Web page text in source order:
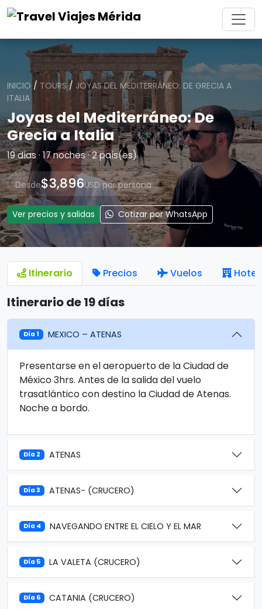
INICIO / TOURS/ JOYAS DEL MEDITERRÁNEO: DE GRECIA A
ITALIA
Joyas del Mediterráneo: De
Grecia a Italia
19 días · 17 noches · 2 país(es)
Desde$3,896USD por persona
Ver precios y salidas Cotizar por WhatsApp
Itinerario Precios Vuelos
Itinerario de 19 días
Día 1 MEXICO – ATENAS
Presentarse en el aeropuerto de la Ciudad de
México 3hrs. Antes de la salida del vuelo
trasatlántico con destino la Ciudad de Atenas.
Noche a bordo.
Día 2 ATENAS
Día 3 ATENAS- (CRUCERO)
Día 4 NAVEGANDO ENTRE EL CIELO Y EL MAR
Día 5 LA VALETA (CRUCERO)
Día 6 CATANIA (CRUCERO)